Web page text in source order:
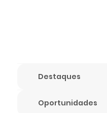
Destaques
Oportunidades